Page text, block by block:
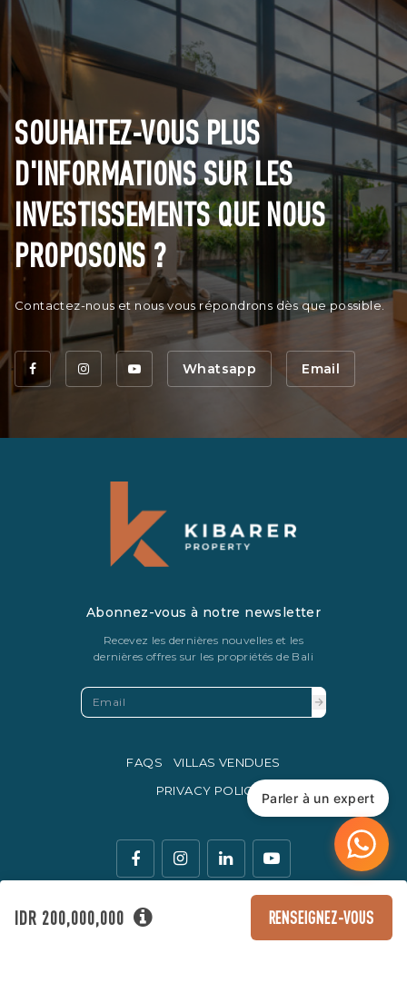
SOUHAITEZ-VOUS PLUS
D'INFORMATIONS SUR LES
INVESTISSEMENTS QUE NOUS
PROPOSONS ?
Contactez-nous et nous vous répondrons dès que possible.
Whatsapp Email
IDR 200,000,000 RENSEIGNEZ-VOUS
Abonnez-vous à notre newsletter
Recevez les dernières nouvelles et les
dernières offres sur les propriétés de Bali
FAQS
VILLAS VENDUES
PRIVACY POLICY
La monnaie légale d'échange en Indonésie est la roupie
Parler à un expert